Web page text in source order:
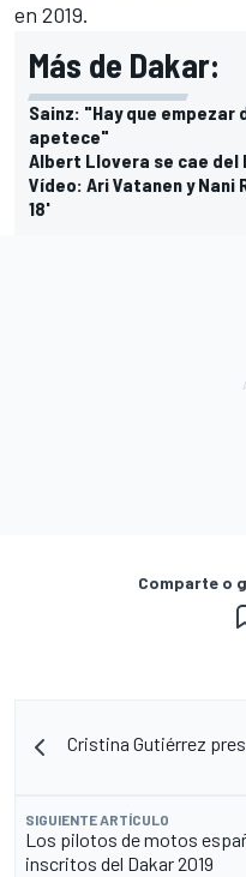
en 2019.
Más de Dakar:
Sainz: "Hay que empezar
apetece"
Albert Llovera se cae del
Vídeo: Ari Vatanen y Nani
18'
Comparte o
Cristina Gutiérrez
SIGUIENTE ARTÍCULO
Los pilotos de motos
inscritos del Dakar 2019